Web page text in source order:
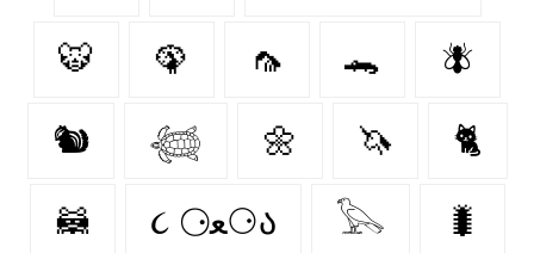
🐯 🦚 🦟 🐊 🪰
🐿️ 𓆉 🌼 🦄 🐈‍
🦝 ૮ ⚆ﻌ⚆ა 𓅂 🐛